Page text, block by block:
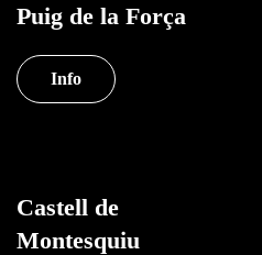
Puig de la Força
Info
Castell de
Montesquiu